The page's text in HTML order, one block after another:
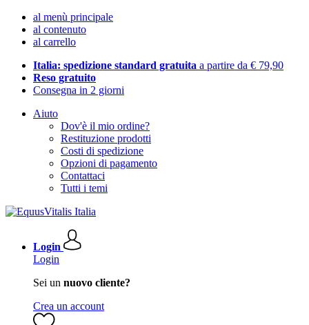
al menù principale
al contenuto
al carrello
Italia: spedizione standard gratuita a partire da € 79,90
Reso gratuito
Consegna in 2 giorni
Aiuto
Dov'è il mio ordine?
Restituzione prodotti
Costi di spedizione
Opzioni di pagamento
Contattaci
Tutti i temi
Login
Login
Sei un nuovo cliente?
Crea un account